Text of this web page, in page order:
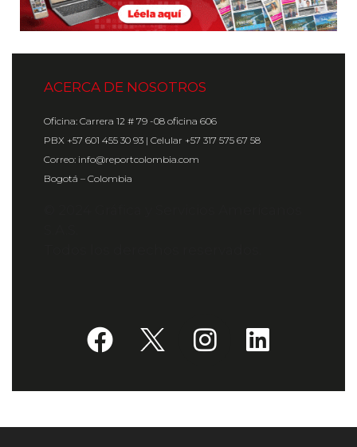
ACERCA DE NOSOTROS
Oficina: Carrera 12 # 79 -08 oficina 606
PBX +57 601 455 30 93 | Celular +57 317 575 67 58
Correo: info@reportcolombia.com
Bogotá – Colombia